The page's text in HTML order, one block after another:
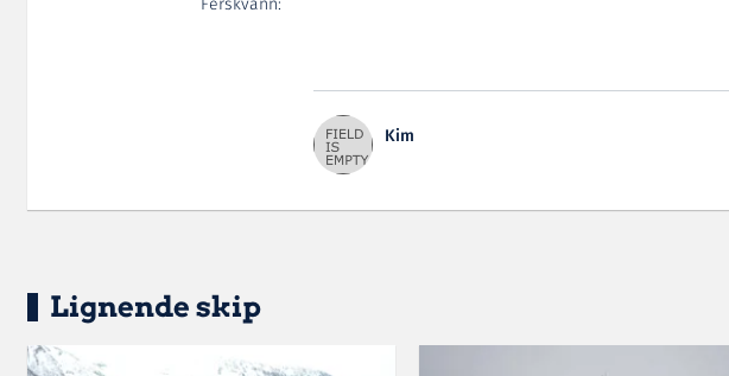
Ferskvann:
Kim
Lignende skip